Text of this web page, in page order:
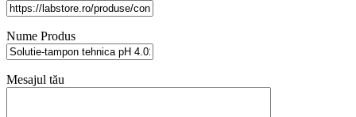
Nume Produs
Mesajul tău